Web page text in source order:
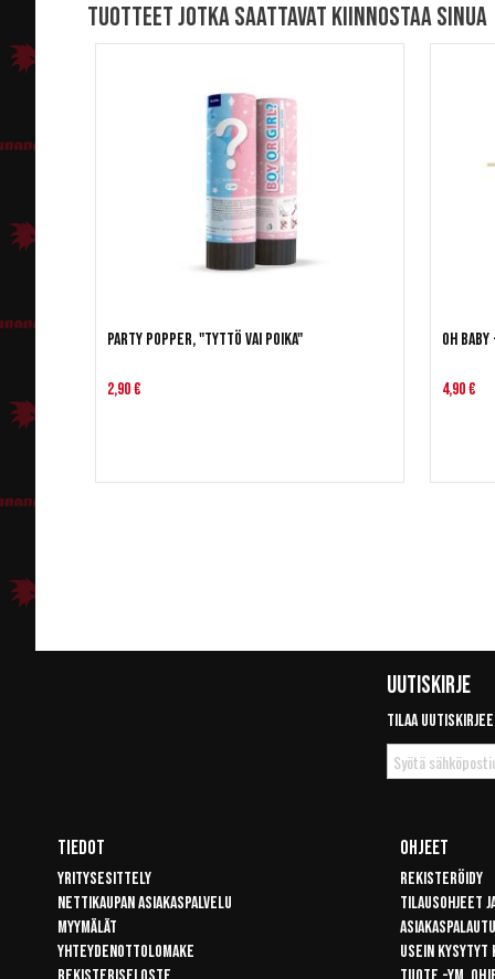
Tuotteet jotka saattavat kiinnostaa sinua
Party Popper, "tyttö vai poika"
2,90 €
Oh
4,90 €
Uutiskirje
Tilaa
Tilaa
uutiskirje
Tiedot
Yritysesittely
Nettikaupan asiakaspalvelu
Myymälät
Yhteydenottolomake
Ohjeet
Rekisteröidy
Tilausohjeet
Usein kysytyt